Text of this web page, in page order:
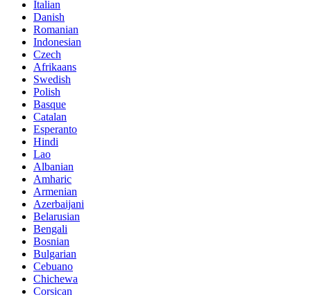
Italian
Danish
Romanian
Indonesian
Czech
Afrikaans
Swedish
Polish
Basque
Catalan
Esperanto
Hindi
Lao
Albanian
Amharic
Armenian
Azerbaijani
Belarusian
Bengali
Bosnian
Bulgarian
Cebuano
Chichewa
Corsican